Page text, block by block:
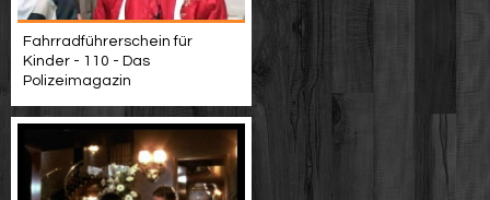
Fahrradführerschein für
Kinder - 110 - Das
Polizeimagazin